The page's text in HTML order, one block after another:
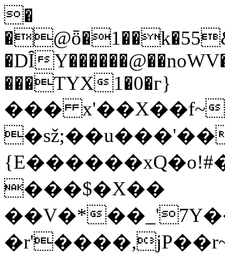
�
�DȊ
���TYX1�0�г}
��� x'��X��f~
�sž;��u���'��
���$�X��
��V�*